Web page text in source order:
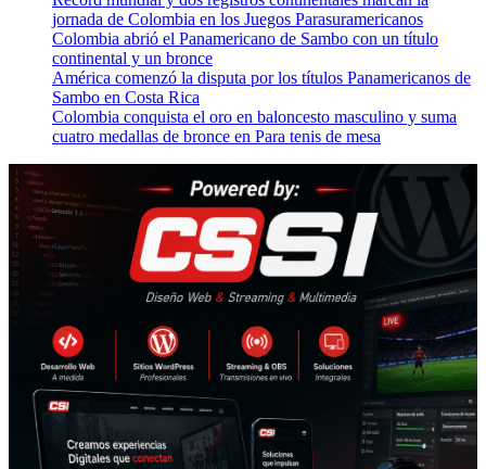
jornada de Colombia en los Juegos Parasuramericanos
Colombia abrió el Panamericano de Sambo con un título
continental y un bronce
América comenzó la disputa por los títulos Panamericanos de
Sambo en Costa Rica
Colombia conquista el oro en baloncesto masculino y suma
cuatro medallas de bronce en Para tenis de mesa